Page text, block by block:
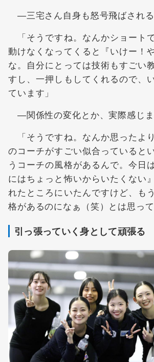
―三宅さん自身も怒号飛ばされる
「そうですね。なんかショート
動けなくなってくると『いけー！
な。自分にとっては技術もすごい
すし、一押しもしてくれるので、
ています」
―関係性の変化とか、実際感じま
「そうですね。なんか思ったよ
のコーチがすごい似合っていると
うコーチの風格があるんで。今日
にはちょっと怖いからいたくない
れたところにいたんですけど、も
格があるのになぁ（笑）とは思って
引っ張っていく身として頑張る